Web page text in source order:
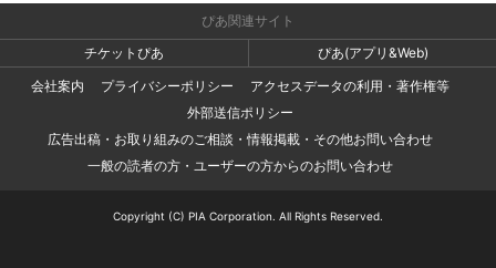
ぴあ関連サイト
チケットぴあ
ぴあ(アプリ&Web)
会社案内
プライバシーポリシー
アクセスデータの利用・著作権等
外部送信ポリシー
広告出稿・お取り組みのご相談・情報掲載・その他お問い合わせ
一般の読者の方・ユーザーの方からのお問い合わせ
Copyright (C) PIA Corporation. All Rights Reserved.